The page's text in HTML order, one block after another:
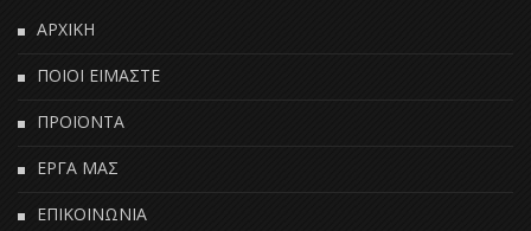
ΑΡΧΙΚΗ
ΠΟΙΟΙ ΕΙΜΑΣΤΕ
ΠΡΟΪΟΝΤΑ
ΕΡΓΑ ΜΑΣ
ΕΠΙΚΟΙΝΩΝΙΑ